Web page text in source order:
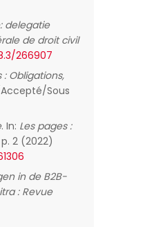
delegatie
de droit civil
266907
: Obligations,
Sous
. In: Les pages :
p. 2 (2022)
in de B2B-
: Revue